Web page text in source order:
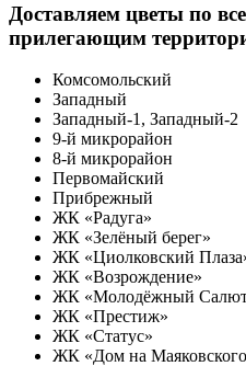
Доставляем цветы по
прилегающим
Комсомольский
Западный
Западный-1, Западный-2
9-й микрорайон
8-й микрорайон
Первомайский
Прибрежный
ЖК «Радуга»
ЖК «Зелёный берег»
ЖК «Циолковский
ЖК «Возрождение»
ЖК «Молодёжный
ЖК «Престиж»
ЖК «Статус»
ЖК «Дом на